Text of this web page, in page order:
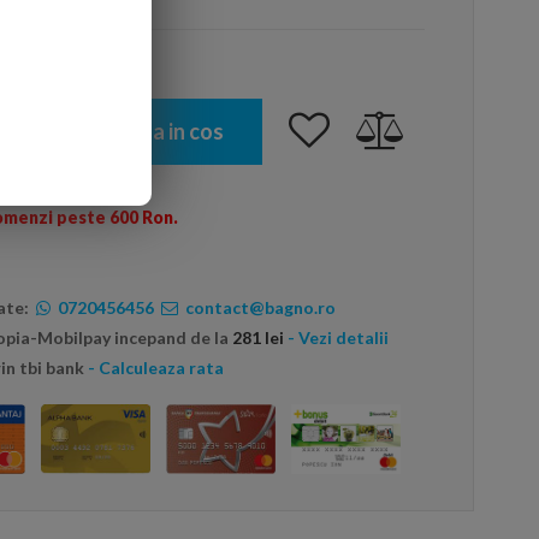
Adauga in cos
peste 600 Ron.
0720456456
contact@bagno.ro
Mobilpay incepand de la 281 lei - Vezi detalii
tbi bank - Calculeaza rata